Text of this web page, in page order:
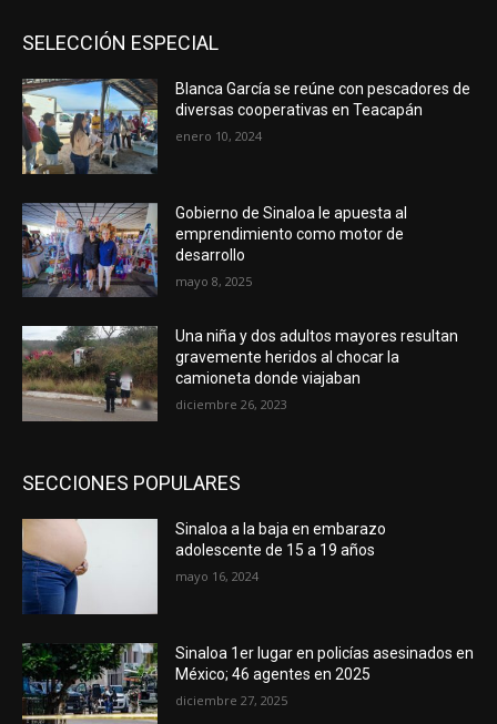
SELECCIÓN ESPECIAL
Blanca García se reúne con pescadores de
diversas cooperativas en Teacapán
enero 10, 2024
Gobierno de Sinaloa le apuesta al
emprendimiento como motor de
desarrollo
mayo 8, 2025
Una niña y dos adultos mayores resultan
gravemente heridos al chocar la
camioneta donde viajaban
diciembre 26, 2023
SECCIONES POPULARES
Sinaloa a la baja en embarazo
adolescente de 15 a 19 años
mayo 16, 2024
Sinaloa 1er lugar en policías asesinados en
México; 46 agentes en 2025
diciembre 27, 2025